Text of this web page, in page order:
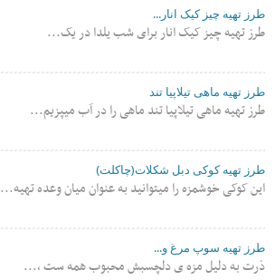
طرز تهیه چیز کیک انار...
طرز تهیه چیز کیک انار برای شب یلدا در یک...
طرز تهیه ماهی تیلاپیا تند
طرز تهیه ماهی تیلاپیا تند ماهی را در آب میپزیم...
طرز تهیه کوکی دبل شکلات(چاکلت)
این کوکی خوشمزه را میتوانید به عنوان میان وعده تهیه...
طرز تهیه سوپ مرغ و...
ذرت به دلیل مزه ی دلچسبش محبوب همه ست ،...